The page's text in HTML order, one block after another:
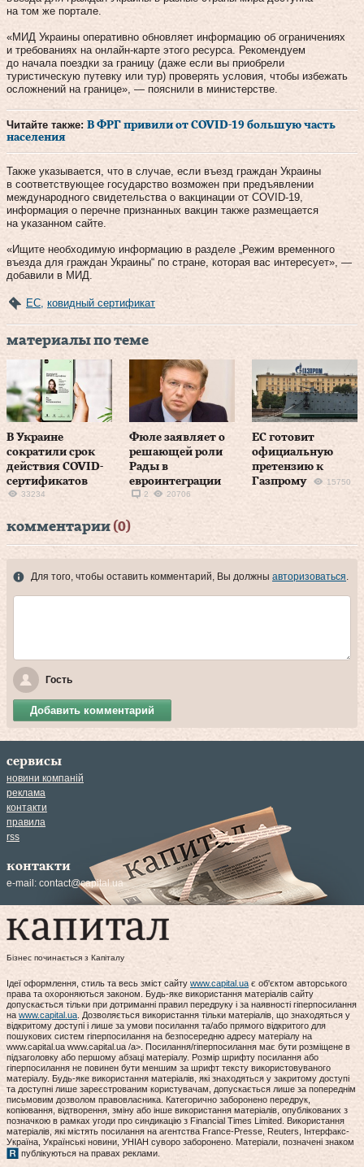
на том же портале.
«МИД Украины оперативно обновляет информацию об ограничениях
и требованиях на онлайн-карте этого ресурса. Рекомендуем
до начала поездки за границу (даже если вы приобрели
туристическую путевку или тур) проверять условия, чтобы избежать
осложнений на границе», — пояснили в министерстве.
Читайте также: В ФРГ привили от COVID-19 большую часть
населения
Также указывается, что в случае, если въезд граждан Украины
в соответствующее государство возможен при предъявлении
международного свидетельства о вакцинации от COVID-19,
информация о перечне признанных вакцин также размещается
на указанном сайте.
«Ищите необходимую информацию в разделе „Режим временного
въезда для граждан Украины“ по стране, которая вас интересует», —
добавили в МИД.
ЕС ковидный сертификат
материалы по теме
В Украине
сократили срок
действия COVID-
сертификатов
33234
Фюле заявляет о
решающей роли
Рады в
евроинтеграции
2 20706
ЕС готовит
официальную
претензию к
Газпрому
15750
комментарии (0)
Для того, чтобы оставить комментарий, Вы должны авторизоваться.
Гость
Добавить комментарий
сервисы
новини компаній
реклама
контакти
правила
rss
контакти
e-mail: contact@capital.ua
Бізнес починається з Капіталу
Ідеї оформлення, стиль та весь зміст сайту www.capital.uaє об'єктом авторського
права та охороняються законом. Будь-яке використання матеріалів сайту
допускається тільки при дотриманні правил передруку і за наявності гіперпосилання
на www.capital.ua. Дозволяється використання тільки матеріалів, що знаходяться у
відкритому доступі і лише за умови посилання та/або прямого відкритого для
пошукових систем гіперпосилання на безпосередню адресу матеріалу на
www.capital.ua www.capital.ua /a>. Посилання/гіперпосилання має бути розміщене в
підзаголовку або першому абзаці матеріалу. Розмір шрифту посилання або
гіперпосилання не повинен бути меншим за шрифт тексту використовуваного
матеріалу. Будь-яке використання матеріалів, які знаходяться у закритому доступі
та доступні лише зареєстрованим користувачам, допускається лише за попереднім
письмовим дозволом правовласника. Категорично заборонено передрук,
копіювання, відтворення, зміну або інше використання матеріалів, опублікованих з
позначкою в рамках угоди про синдикацію з Financial Times Limited. Використання
матеріалів, які містять посилання на агентства France-Presse, Reuters, Інтерфакс-
Україна, Українські новини, УНІАН суворо заборонено. Матеріали, позначені знаком
публікуються на правах реклами.